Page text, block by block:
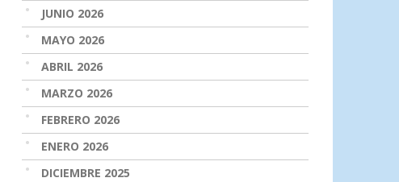
JUNIO 2026
MAYO 2026
ABRIL 2026
MARZO 2026
FEBRERO 2026
ENERO 2026
DICIEMBRE 2025